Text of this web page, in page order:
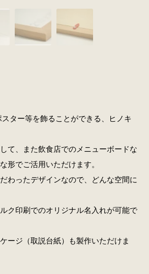
ター等を飾ることができる、ヒノキ
て、また飲食店でのメニューボードな
形でご活用いただけます。
わったデザインなので、どんな空間に
ク印刷でのオリジナル名入れが可能で
ージ（取説台紙）も製作いただけま